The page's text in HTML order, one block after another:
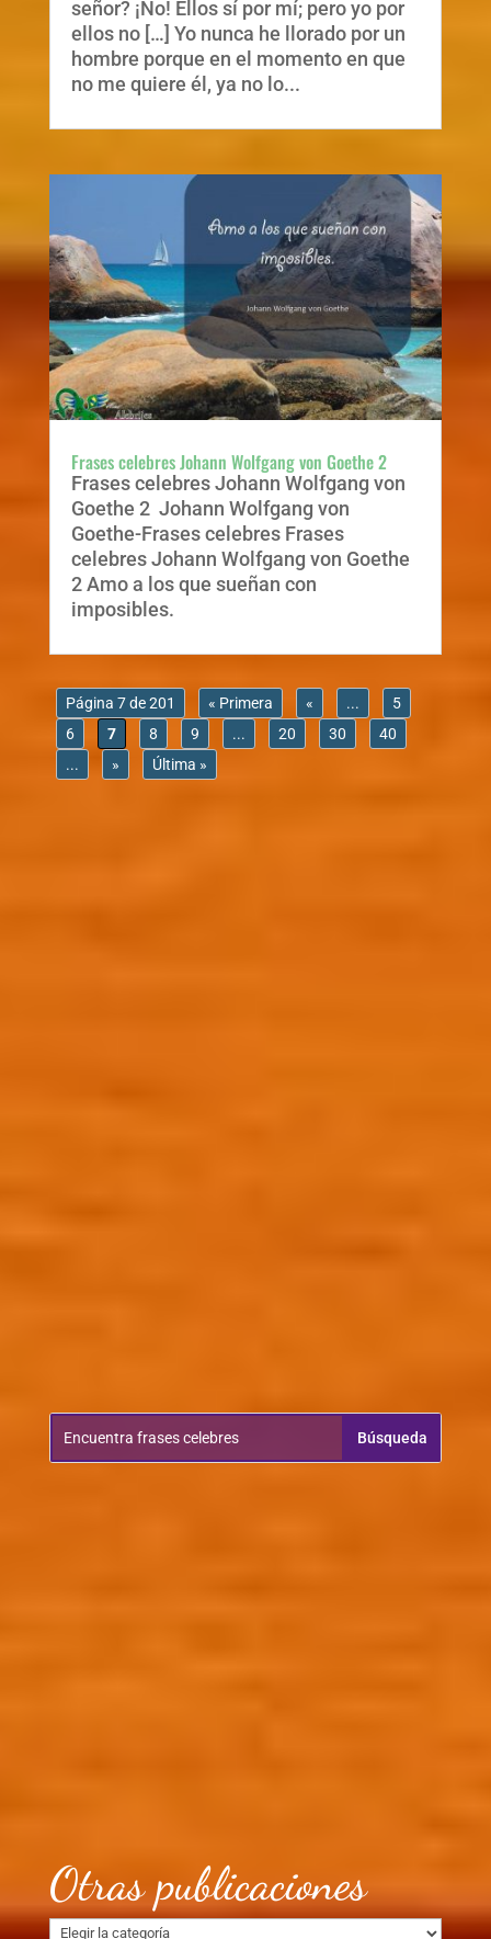
señor? ¡No! Ellos sí por mí; pero yo por
ellos no […] Yo nunca he llorado por un
hombre porque en el momento en que
no me quiere él, ya no lo...
Frases celebres Johann Wolfgang von Goethe 2
Frases celebres Johann Wolfgang von
Goethe 2 Johann Wolfgang von
Goethe-Frases celebres Frases
celebres Johann Wolfgang von Goethe
2 Amo a los que sueñan con
imposibles.
Página 7 de 201 « Primera « ...
5
6
7 8 9 ... 20 30
40
...
» Última »
Otras publicaciones
Otras